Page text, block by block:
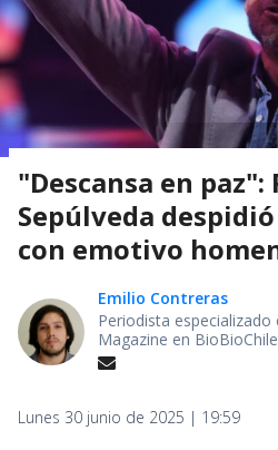
"Descansa en paz":
Sepúlveda
con emotivo
Emilio Contreras
Periodista
Magazine en BioBioChile
Lunes 30 junio de 2025 | 19:59